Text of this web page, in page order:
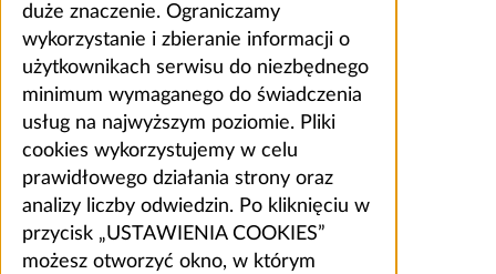
duże znaczenie. Ograniczamy
wykorzystanie i zbieranie informacji o
użytkownikach serwisu do niezbędnego
minimum wymaganego do świadczenia
usług na najwyższym poziomie. Pliki
cookies wykorzystujemy w celu
prawidłowego działania strony oraz
analizy liczby odwiedzin. Po kliknięciu w
przycisk „USTAWIENIA COOKIES”
możesz otworzyć okno, w którym